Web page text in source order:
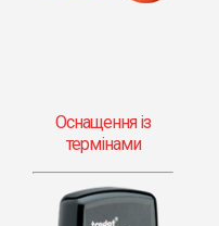
Оснащення із
термінами